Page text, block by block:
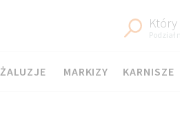
Podział
KARNISZE
ŻALUZJE MARKIZY